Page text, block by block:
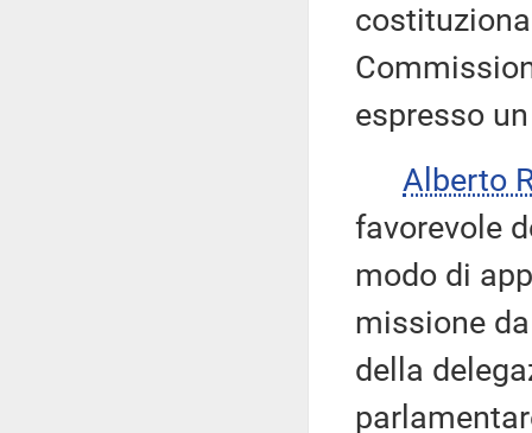
espresso
Alberto
favorevole
modo di
missione
della